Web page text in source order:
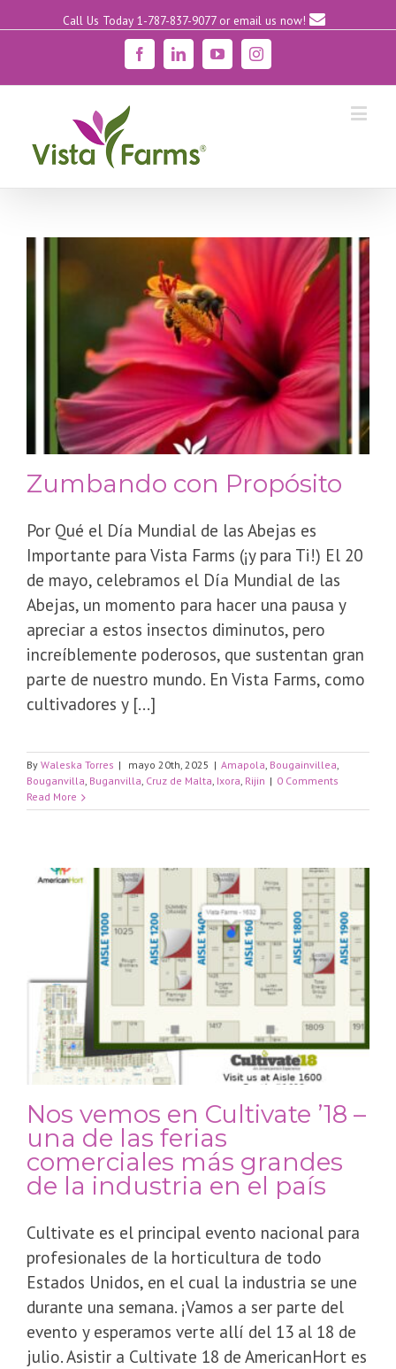
Call Us Today 1-787-837-9077 or email us now!
FacebookLinkedinYouTubeInstagram
Zumbando con Propósito
Por Qué el Día Mundial de las Abejas es
Importante para Vista Farms (¡y para Ti!) El 20
de mayo, celebramos el Día Mundial de las
Abejas, un momento para hacer una pausa y
apreciar a estos insectos diminutos, pero
increíblemente poderosos, que sustentan gran
parte de nuestro mundo. En Vista Farms, como
cultivadores y [...]
By Waleska Torres | mayo 20th, 2025 | Amapola, Bougainvillea,
Bouganvilla, Buganvilla, Cruz de Malta, Ixora, Rijin | 0 Comments
Read More
Nos vemos en Cultivate ’18 –
una de las ferias
comerciales más grandes
de la industria en el país
Cultivate es el principal evento nacional para
profesionales de la horticultura de todo
Estados Unidos, en el cual la industria se une
durante una semana. ¡Vamos a ser parte del
evento y esperamos verte allí del 13 al 18 de
julio. Asistir a Cultivate 18 de AmericanHort es